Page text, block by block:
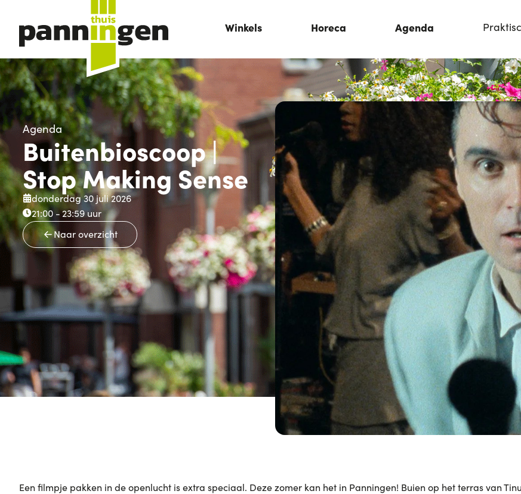
Winkels Horeca Agenda
Agenda
Buitenbioscoop |
Stop Making Sense
donderdag 30 juli 2026
21:00 -23:59uur
Naar overzicht
Een filmpje pakken in de openlucht is extra speciaal. Deze zomer kan het in Panningen! Buien op het terras van